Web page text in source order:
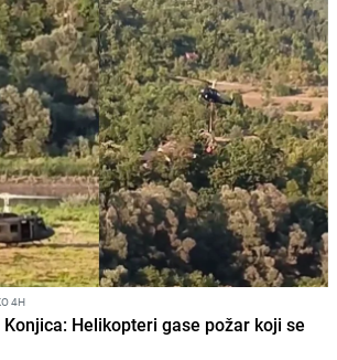
4H
Helikopteri gase požar koji se